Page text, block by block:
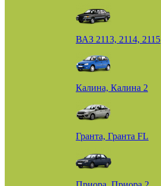
ВАЗ 2113, 2114, 2115
Калина, Калина 2
Гранта, Гранта FL